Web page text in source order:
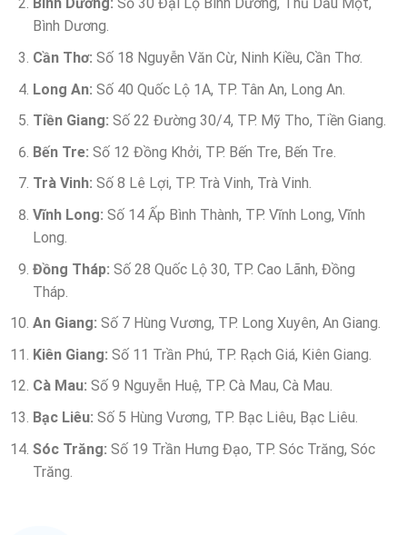
Bình Dương: Số 30 Đại Lộ Bình Dương, Thủ Dầu Một,
Bình Dương.
Cần Thơ: Số 18 Nguyễn Văn Cừ, Ninh Kiều, Cần Thơ.
Long An: Số 40 Quốc Lộ 1A, TP. Tân An, Long An.
Tiền Giang: Số 22 Đường 30/4, TP. Mỹ Tho, Tiền Giang.
Bến Tre: Số 12 Đồng Khởi, TP. Bến Tre, Bến Tre.
Trà Vinh: Số 8 Lê Lợi, TP. Trà Vinh, Trà Vinh.
Vĩnh Long: Số 14 Ấp Bình Thành, TP. Vĩnh Long, Vĩnh
Long.
Đồng Tháp: Số 28 Quốc Lộ 30, TP. Cao Lãnh, Đồng
Tháp.
An Giang: Số 7 Hùng Vương, TP. Long Xuyên, An Giang.
Kiên Giang: Số 11 Trần Phú, TP. Rạch Giá, Kiên Giang.
Cà Mau: Số 9 Nguyễn Huệ, TP. Cà Mau, Cà Mau.
Bạc Liêu: Số 5 Hùng Vương, TP. Bạc Liêu, Bạc Liêu.
Sóc Trăng: Số 19 Trần Hưng Đạo, TP. Sóc Trăng, Sóc
Trăng.